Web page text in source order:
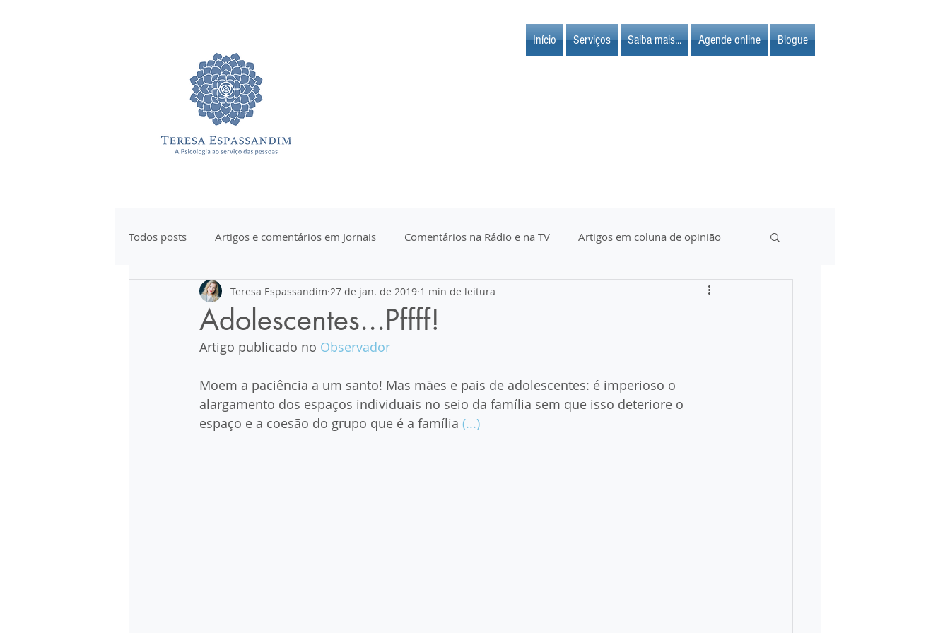
Início Serviços Saiba mais... Agende online Blogue
Todos posts Artigos e comentários em Jornais Comentários na Rádio e na TV Artigos em coluna de opinião
Adolescentes...Pffff!
Teresa Espassandim 27 de jan. de 2019 1 min de leitura
Artigo publicado no Observador
Moem a paciência a um santo! Mas mães e pais de adolescentes: é imperioso o
alargamento dos espaços individuais no seio da família sem que isso deteriore o
espaço e a coesão do grupo que é a família (...)